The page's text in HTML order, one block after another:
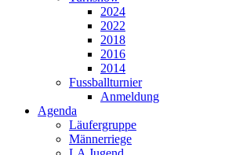
2024
2022
2018
2016
2014
Fussballturnier
Anmeldung
Agenda
Läufergruppe
Männerriege